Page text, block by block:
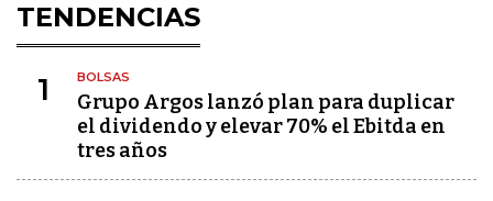
TENDENCIAS
1 BOLSAS
Grupo Argos lanzó plan para duplicar
el dividendo y elevar 70% el Ebitda en
tres años